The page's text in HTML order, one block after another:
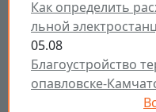
Как определить
льной
05.08
Благоустройство
опавловске-